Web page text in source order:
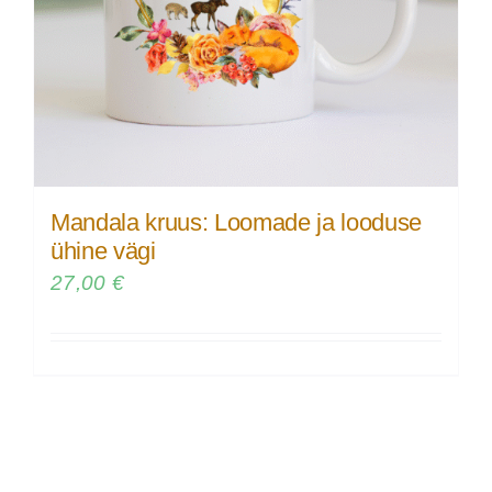
Mandala kruus: Loomade ja looduse
ühine vägi
27,00 €